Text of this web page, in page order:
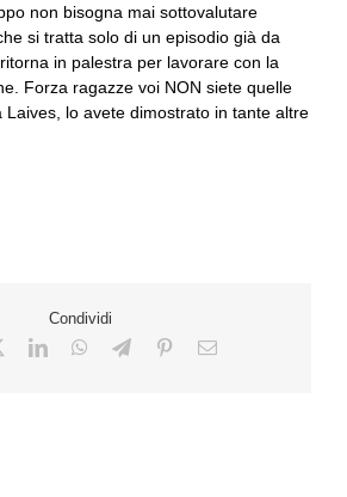
non bisogna mai sottovalutare
si tratta solo di un episodio già da
in palestra per lavorare con la
Forza ragazze voi NON siete quelle
Laives, lo avete dimostrato in tante altre
Condividi